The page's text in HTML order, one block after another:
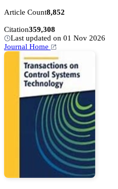
Article Count8,852
Citation359,308
Last updated on 01 Nov 2026
Journal Home